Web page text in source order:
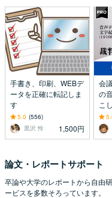
手書き、印刷、WEBデ
ータを正確に転記しま
す
5.0 (556)
黒沢 怜
1,500円
会
の
こ
論文・レポートサポート
卒論や大学のレポートから自由
ービスを多数そろっています。